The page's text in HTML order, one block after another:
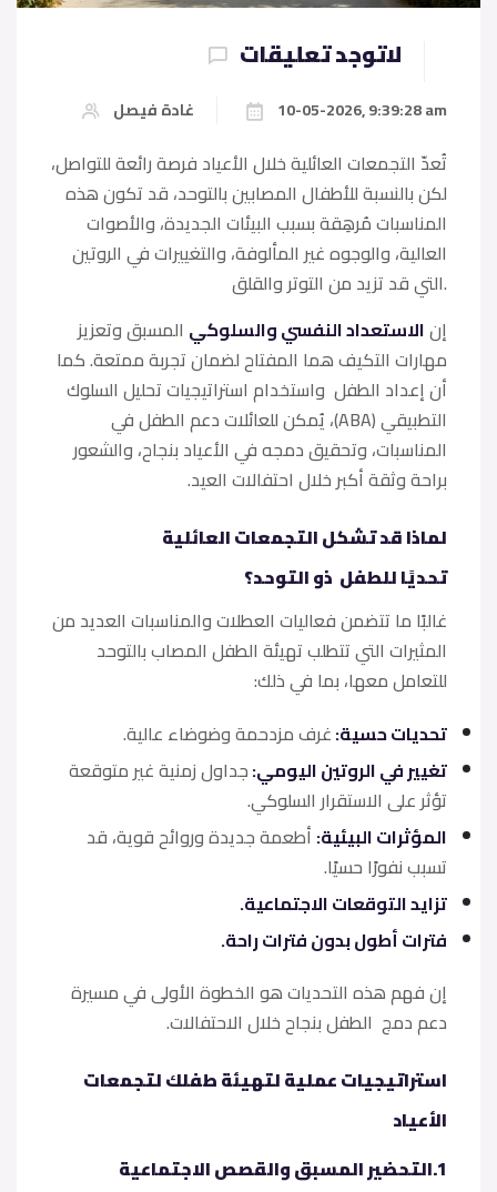
لاتوجد تعليقات
غادة فيصل 10-05-2026, 9:39:28 am
تُعدّ التجمعات العائلية خلال الأعياد فرصة رائعة للتواصل،
لكن بالنسبة للأطفال المصابين بالتوحد، قد تكون هذه
المناسبات مُرهِقة بسبب البيئات الجديدة، والأصوات
العالية، والوجوه غير المألوفة، والتغييرات في الروتين
التي قد تزيد من التوتر والقلق.
إنالاستعداد النفسي والسلوكي المسبق وتعزيز
مهارات التكيف هما المفتاح لضمان تجربة ممتعة. كما
أن إعداد الطفل واستخدام استراتيجيات تحليل السلوك
التطبيقي (ABA)، يُمكن للعائلات دعم الطفل في
المناسبات، وتحقيق دمجه في الأعياد بنجاح، والشعور
براحة وثقة أكبر خلال احتفالات العيد.
لماذا قد تشكل التجمعات العائلية
تحديًا للطفل ذو التوحد؟
غالبًا ما تتضمن فعاليات العطلات والمناسبات العديد من
المثيرات التي تتطلب تهيئة الطفل المصاب بالتوحد
للتعامل معها، بما في ذلك:
تحديات حسية:غرف مزدحمة وضوضاء عالية.
تغيير في الروتين اليومي:جداول زمنية غير متوقعة
تؤثر على الاستقرار السلوكي.
المؤثرات البيئية: أطعمة جديدة وروائح قوية، قد
تسبب نفورًا حسيًا.
تزايد التوقعات الاجتماعية.
فترات أطول بدون فترات راحة.
إن فهم هذه التحديات هو الخطوة الأولى في مسيرة
دعم دمج الطفل بنجاح خلال الاحتفالات.
استراتيجيات عملية لتهيئة طفلك لتجمعات
الأعياد
1.التحضير المسبق والقصص الاجتماعية